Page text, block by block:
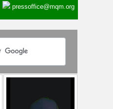
pressoffice@mqm.org